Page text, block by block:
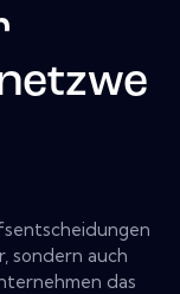
sondern auch
das